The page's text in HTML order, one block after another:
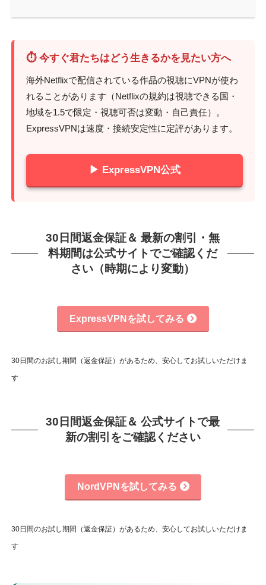
⏱ 今すぐ君たちはどう生きるかを見たい方へ
海外Netflixで配信されている作品の視聴にVPNが使わ
れることがあります（Netflixの規約は視聴できる国・
地域を1.5で限定・視聴可否は変動・自己責任）。
ExpressVPNは速度・接続安定性に定評があります。
▶ ExpressVPN公式
30日間返金保証＆ 最新の割引・無
料期間は公式サイトでご確認くだ
さい（時期により変動）
ExpressVPNを試してみる
30日間のお試し期間（返金保証）があるため、安心してお試しいただけま
す
30日間返金保証＆ 公式サイトで最
新の割引をご確認ください
NordVPNを試してみる
30日間のお試し期間（返金保証）があるため、安心してお試しいただけま
す